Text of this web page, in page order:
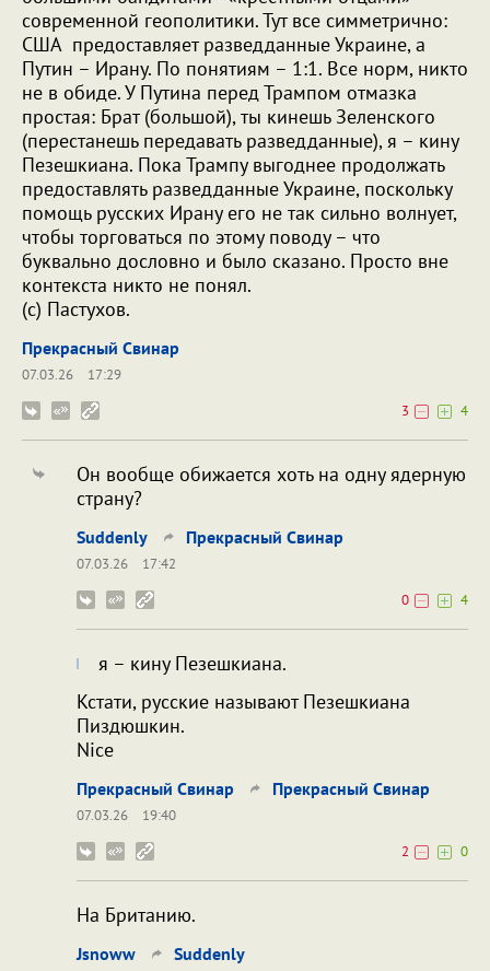
современной геополитики. Тут все симметрично:
США предоставляет разведданные Украине, а
Путин – Ирану. По понятиям – 1:1. Все норм, никто
не в обиде. У Путина перед Трампом отмазка
простая: Брат (большой), ты кинешь Зеленского
(перестанешь передавать разведданные), я – кину
Пезешкиана. Пока Трампу выгоднее продолжать
предоставлять разведданные Украине, поскольку
помощь русских Ирану его не так сильно волнует,
чтобы торговаться по этому поводу – что
буквально дословно и было сказано. Просто вне
контекста никто не понял.
(с) Пастухов.
Прекрасный Свинар
07.03.26
17:29
3
4
Он вообще обижается хоть на одну ядерную
страну?
Suddenly Прекрасный Свинар
07.03.26
17:42
0
4
я – кину Пезешкиана.
Кстати, русские называют Пезешкиана
Пиздюшкин.
Nice
Прекрасный Свинар Прекрасный Свинар
07.03.26
19:40
2
0
На Британию.
Jsnoww Suddenly